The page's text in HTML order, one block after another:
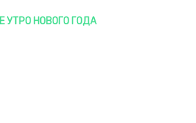
УТРО НОВОГО ГОДА